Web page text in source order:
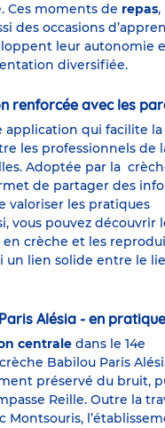
Ces moments de repas,
des occasions
leur autonomie
diversifiée.
renforcée avec les
application qui facilite la
les professionnels de
Adoptée par la
de partager des
valoriser les pratiques
vous pouvez découvrir
crèche et les
un lien solide entre le
Alésia - en pratique
centrale dans le 14e
Babilou Paris
préservé du bruit,
Reille. Outre la
Montsouris,